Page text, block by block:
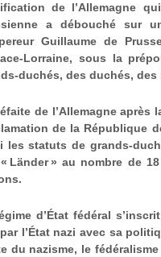
de l’Allemagne
a débouché sur
Guillaume de
Lorraine, sous la
duchés, des duchés,
de l’Allemagne après
de la République
les statuts de grands-
Länder » au nombre de
d’État fédéral
l’État nazi avec sa
du nazisme, le